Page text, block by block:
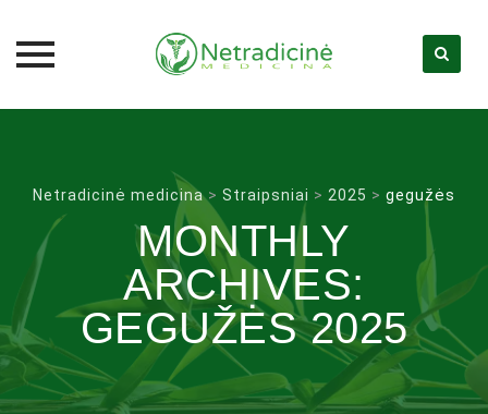
Netradicinė medicina> Straipsniai > 2025 > gegužės
MONTHLY
ARCHIVES:
GEGUŽĖS 2025